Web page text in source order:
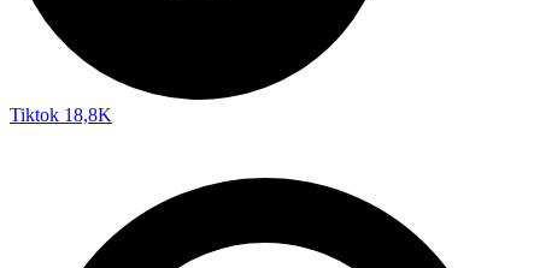
Tiktok 18,8K